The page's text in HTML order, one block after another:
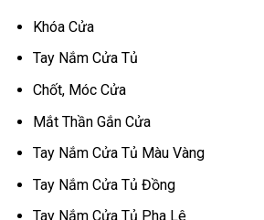
Khóa Cửa
Tay Nắm Cửa Tủ
Chốt, Móc Cửa
Mắt Thần Gắn Cửa
Tay Nắm Cửa Tủ Màu Vàng
Tay Nắm Cửa Tủ Đồng
Tay Nắm Cửa Tủ Pha Lê